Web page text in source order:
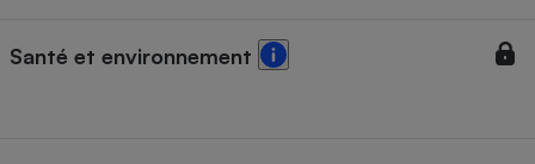
Santé et environnement